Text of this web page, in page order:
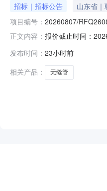
招标｜招标公告 山东省｜
项目编号： 20260807/
正文内容： 报价截止时间：
发布时间： 23小时前
相关产品：
无缝管